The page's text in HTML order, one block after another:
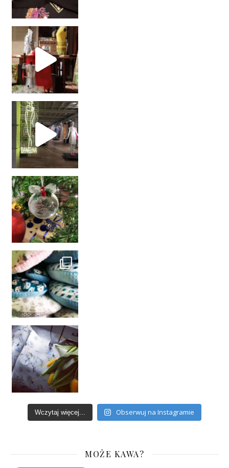
Wczytaj więcej... Obserwuj na Instagramie
MOŻE KAWA?